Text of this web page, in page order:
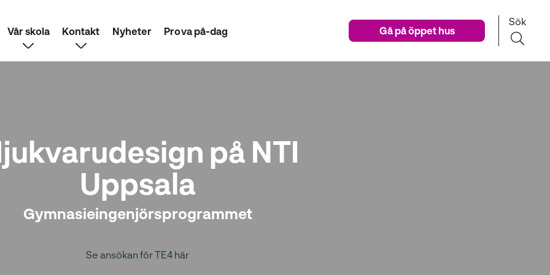
Gå på öppet hus
Sök
Vår skola Kontakt Nyheter Prova på-dag
på NTI
Uppsala
Gymnasieingenjörsprogrammet
Se ansökan för TE4 här